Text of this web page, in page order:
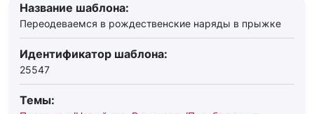
Название шаблона:
Переодеваемся в рождественские наряды в прыжке
Идентификатор шаблона:
25547
Темы: